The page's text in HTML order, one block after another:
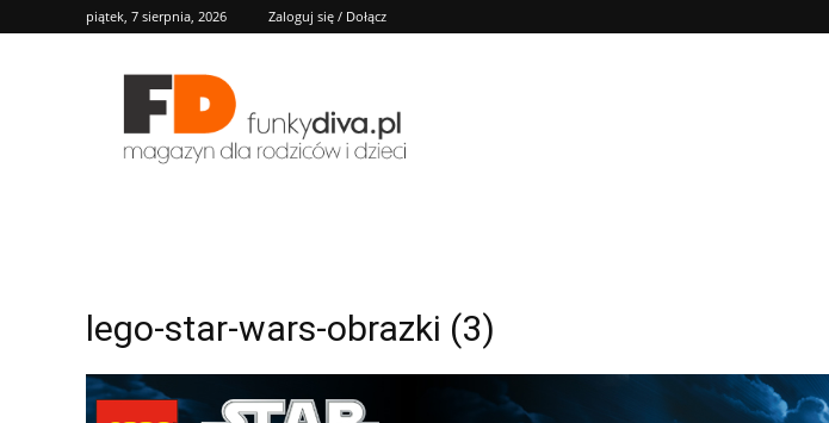
piątek, 7 sierpnia, 2026 Zaloguj się / Dołącz
FD
lego-star-wars-obrazki (3)